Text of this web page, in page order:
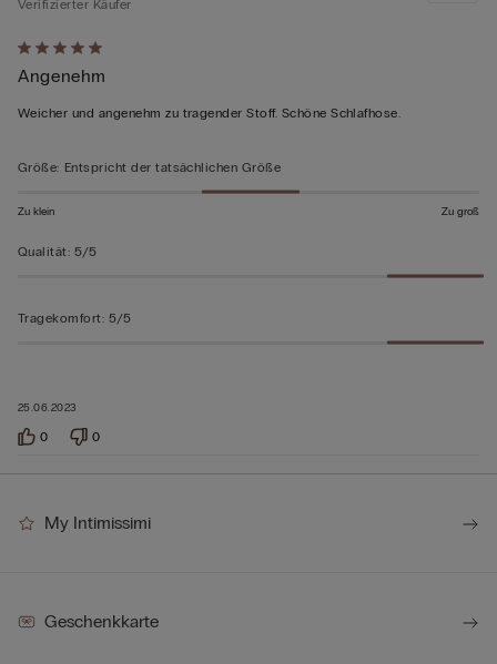
Mit
5
von
bewertet
25.06.2023
Verifizierter Käufer
Angenehm
Weicher und angenehm zu tragender Stoff. Schöne Schlafhose.
Größe: Entspricht der tatsächlichen Größe
Zu klein Zu groß
Qualität: 5/5
Tragekomfort: 5/5
0 0
My Intimissimi
Geschenkkarte